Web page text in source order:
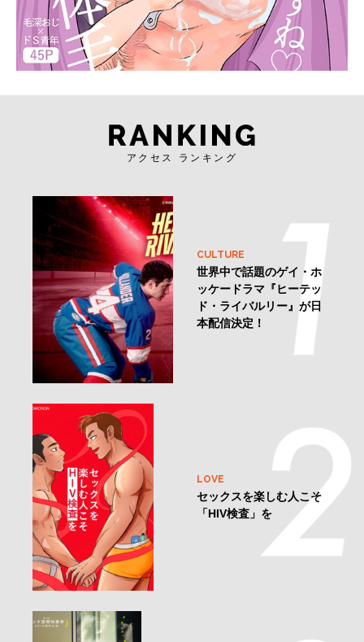
アクセス ランキング
CULTURE
世界中で話題のゲイ・ホ
ッケードラマ『ヒーテッ
ド・ライバルリー』が日
本配信決定！
LOVE
セックスを楽しむ人こそ
「HIV検査」を